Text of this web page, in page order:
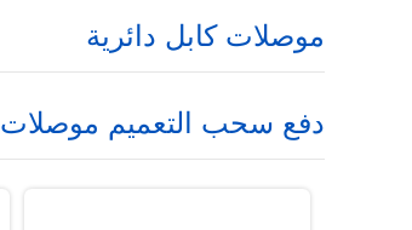
موصلات كابل دائرية
دفع سحب التعميم موصلات